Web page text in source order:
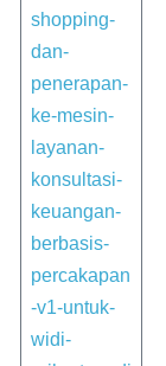
shopping-
dan-
penerapan-
ke-mesin-
layanan-
konsultasi-
keuangan-
berbasis-
percakapan
-v1-untuk-
widi-